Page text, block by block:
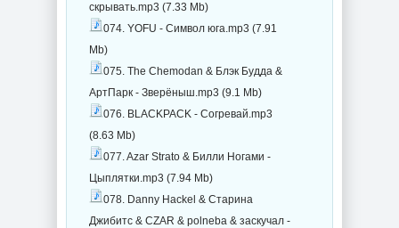
скрывать.mp3 (7.33 Mb)
074. YOFU - Символ юга.mp3 (7.91
Mb)
075. The Chemodan & Блэк Будда &
АртПарк - Зверёныш.mp3 (9.1 Mb)
076. BLACKPACK - Согревай.mp3
(8.63 Mb)
077. Azar Strato & Билли Ногами -
Цыплятки.mp3 (7.94 Mb)
078. Danny Hackel & Старина
Джибитс & CZAR & polneba & заскучал -